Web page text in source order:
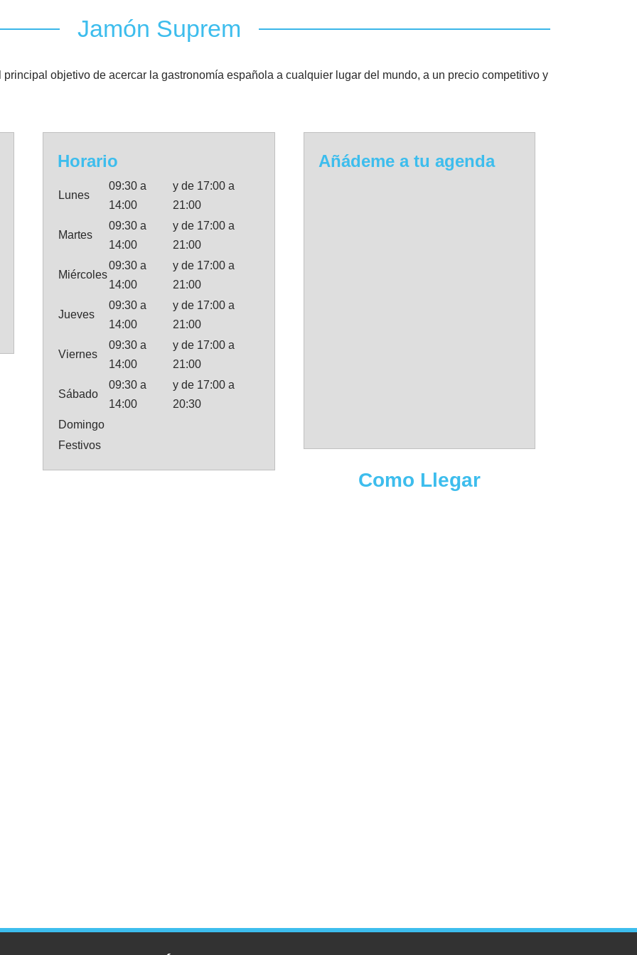
Jamón Suprem
objetivo de acercar la gastronomía española a cualquier lugar del mundo, a un precio competitivo y
Horario
Lunes
09:30 a
14:00
y de 17:00 a
21:00
Martes
09:30 a
14:00
y de 17:00 a
21:00
Miércoles
09:30 a
14:00
y de 17:00 a
21:00
Jueves
09:30 a
14:00
y de 17:00 a
21:00
Viernes
09:30 a
14:00
y de 17:00 a
21:00
Sábado
09:30 a
14:00
y de 17:00 a
20:30
Domingo
Festivos
Añádeme a tu agenda
Como Llegar